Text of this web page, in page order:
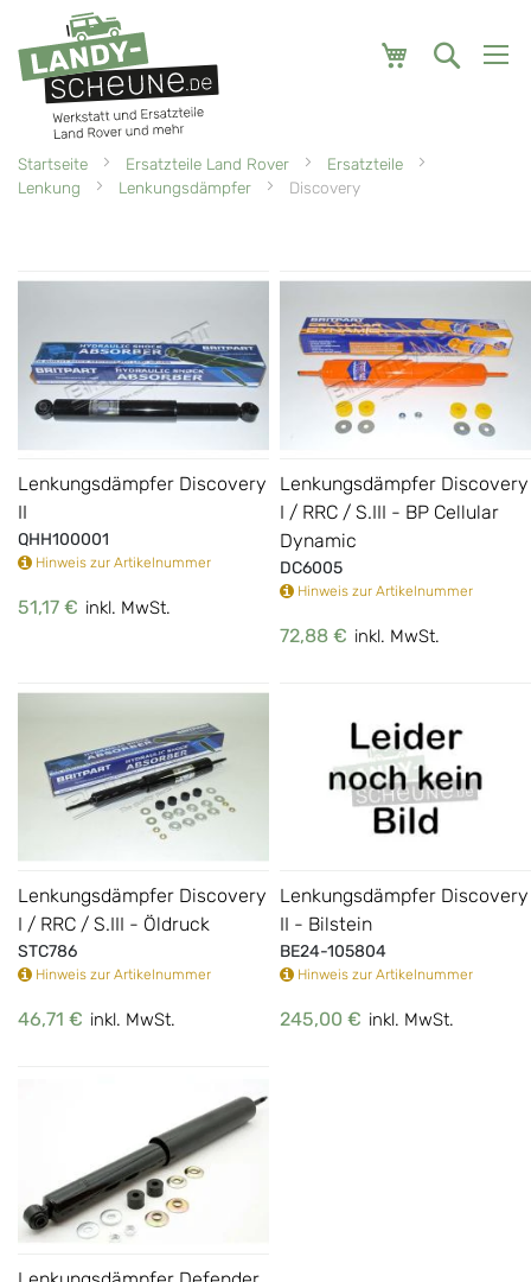
Mein
Startseite Ersatzteile Land Rover
Ersatzteile
Lenkung
Lenkungsdämpfer Discovery
Lenkungsdämpfer Discovery
II
QHH100001
Hinweis zur Artikelnummer
51,17 € inkl. MwSt.
Lenkungsdämpfer Discovery
I / RRC / S.III - BP Cellular
Dynamic
DC6005
Hinweis zur Artikelnummer
72,88 € inkl. MwSt.
Lenkungsdämpfer Discovery
I / RRC / S.III - Öldruck
STC786
Hinweis zur Artikelnummer
46,71 € inkl. MwSt.
Lenkungsdämpfer Discovery
II - Bilstein
BE24-105804
Hinweis zur Artikelnummer
245,00 € inkl. MwSt.